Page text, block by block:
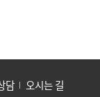
담 오시는 길